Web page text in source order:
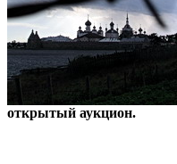
открытый аукцион.